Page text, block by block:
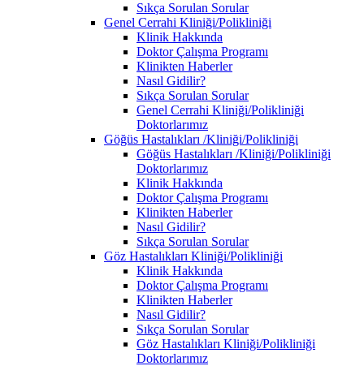
Sıkça Sorulan Sorular
Genel Cerrahi Kliniği/Polikliniği
Klinik Hakkında
Doktor Çalışma Programı
Klinikten Haberler
Nasıl Gidilir?
Sıkça Sorulan Sorular
Genel Cerrahi Kliniği/Polikliniği
Doktorlarımız
Göğüs Hastalıkları /Kliniği/Polikliniği
Göğüs Hastalıkları /Kliniği/Polikliniği
Doktorlarımız
Klinik Hakkında
Doktor Çalışma Programı
Klinikten Haberler
Nasıl Gidilir?
Sıkça Sorulan Sorular
Göz Hastalıkları Kliniği/Polikliniği
Klinik Hakkında
Doktor Çalışma Programı
Klinikten Haberler
Nasıl Gidilir?
Sıkça Sorulan Sorular
Göz Hastalıkları Kliniği/Polikliniği
Doktorlarımız